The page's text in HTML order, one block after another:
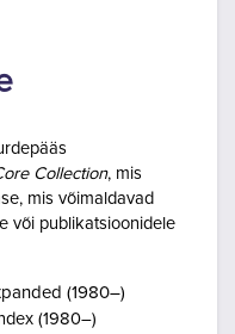
Collection, mis
mis võimaldavad
või publikatsioonidele
(1980–)
(1980–)